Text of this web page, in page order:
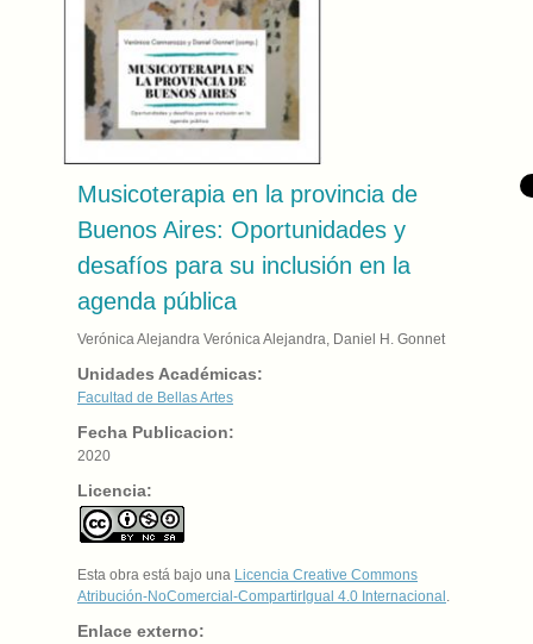
Musicoterapia en la provincia de
Buenos Aires: Oportunidades y
desafíos para su inclusión en la
agenda pública
Verónica Alejandra Verónica Alejandra, Daniel H. Gonnet
Unidades Académicas:
Facultad de Bellas Artes
Fecha Publicacion:
2020
Licencia:
Esta obra está bajo una Licencia Creative Commons
Atribución-NoComercial-CompartirIgual 4.0 Internacional
Enlace externo: